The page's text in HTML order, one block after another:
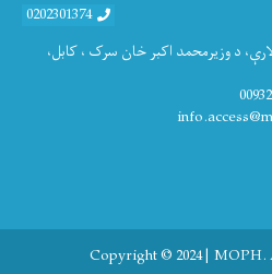
0202301374
د وزیرمحمد اکبر خان سرک ، کابل،
Copyright © 2024 |